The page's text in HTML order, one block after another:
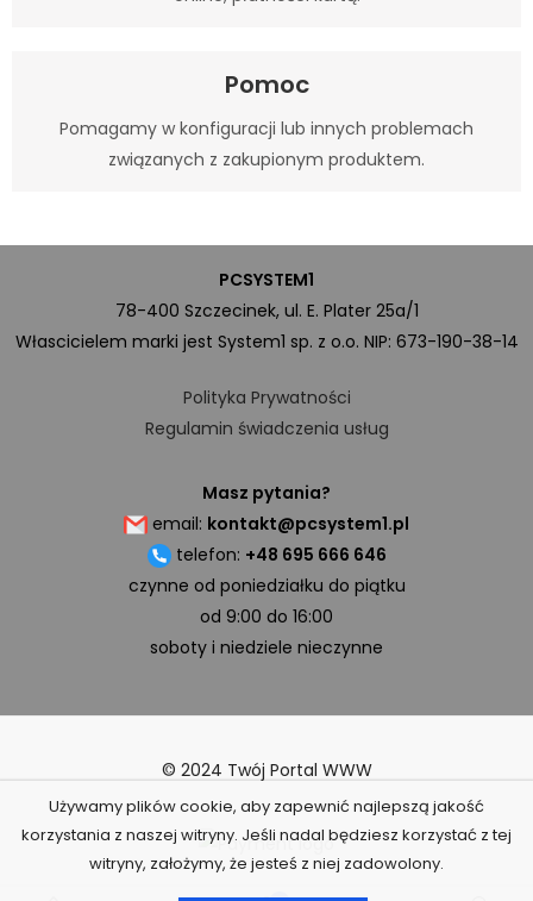
Pomoc
Pomagamy w konfiguracji lub innych problemach
związanych z zakupionym produktem.
PCSYSTEM1
78-400 Szczecinek, ul. E. Plater 25a/1
Włascicielem marki jest System1 sp. z o.o. NIP: 673-190-38-14
Polityka Prywatności
Regulamin świadczenia usług
Masz pytania?
email: kontakt@pcsystem1.pl
telefon: +48 695 666 646
czynne od poniedziałku do piątku
od 9:00 do 16:00
soboty i niedziele nieczynne
© 2024 Twój Portal WWW
Używamy plików cookie, aby zapewnić najlepszą jakość
korzystania z naszej witryny. Jeśli nadal będziesz korzystać z tej
witryny, założymy, że jesteś z niej zadowolony.